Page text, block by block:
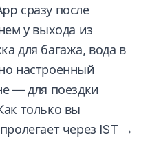
сразу после
у выхода из
для багажа, вода в
настроенный
— для поездки
только вы
через IST →